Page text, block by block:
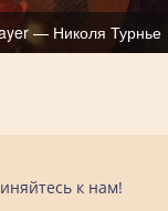
— Николя Турнье
к нам!